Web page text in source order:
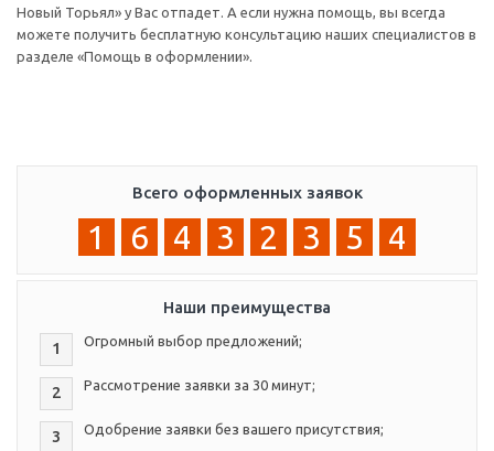
Новый Торьял» у Вас отпадет. А если нужна помощь, вы всегда
можете получить бесплатную консультацию наших специалистов в
разделе «Помощь в оформлении».
Всего оформленных заявок
1 6 4 3 2 3 5 4
Наши преимущества
1 Огромный выбор предложений;
2 Рассмотрение заявки за 30 минут;
3 Одобрение заявки без вашего присутствия;